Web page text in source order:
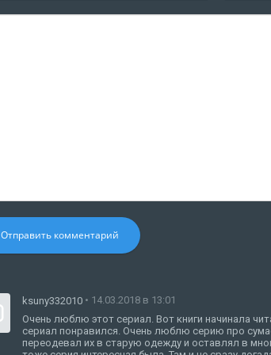
Отправить комментарий
ksuny332010 • 14.03.2018 в 13:01
Очень люблю этот сериал. Вот книги начинала
сериал понравился. Очень люблю серию про
переодевал их в старую одежду и оставлял в